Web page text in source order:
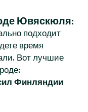
Ювяскюля:
подходит
время
Вот лучшие
Финляндии